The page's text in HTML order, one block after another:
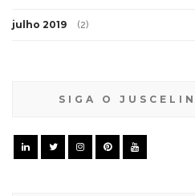
julho 2019 (2)
SIGA O